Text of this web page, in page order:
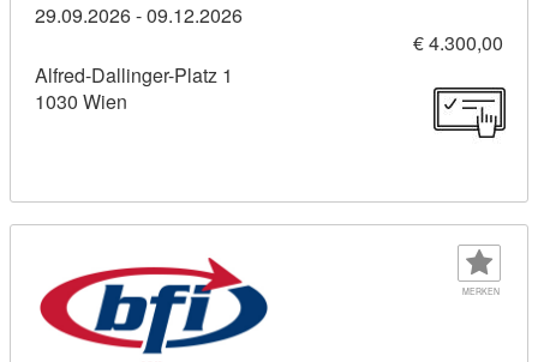
29.09.2026 - 09.12.2026
€ 4.300,00
Alfred-Dallinger-Platz 1
1030 Wien
MERKEN